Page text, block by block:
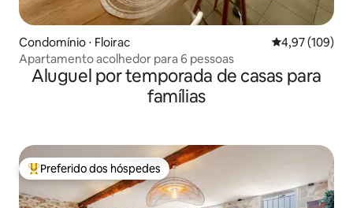
Condomínio ⋅ Floirac 4,97 de uma
4,97 (109)
Apartamento acolhedor para 6 pessoas
Aluguel por temporada de casas para
famílias
Entre os melhores preferidos dos hóspedes
Preferido dos hóspedes